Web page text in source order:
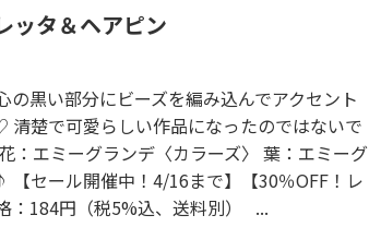
タ＆ヘアピン
黒い部分にビーズを編み込んでアクセント
楚で可愛らしい作品になったのではないで
エミーグランデ〈カラーズ〉 葉：エミーグ
セール開催中！4/16まで】【30％OFF！レ
：184円（税5%込、送料別） ...